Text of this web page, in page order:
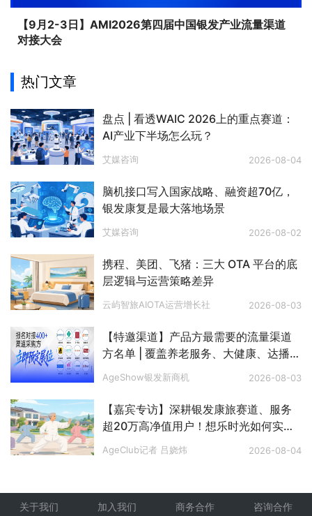
【9月2-3日】AMI2026第四届中国银发产业流量渠道
对接大会
热门文章
盘点 | 看透WAIC 2026上的重点赛道：
AI产业下半场怎么玩？
艾媒咨询 2026-08-04
脑机接口写入国家战略、融资超70亿，
银发康复是最大落地场景
艾媒咨询 2026-08-02
携程、美团、飞猪：三大 OTA 平台的底
层逻辑与运营策略差异
云屿智旅AIOTA运营增长社 2026-08-03
【特邀渠道】产品方最需要的流量渠道
方名单 | 覆盖养老服务、大健康、达播、
私域、电视购物、文娱旅游、银发零
售、银发出海等八大赛道
AgeShow银发新商机 2026-08-03
【嘉宾专访】深耕银发康旅赛道、服务
超20万高净值用户！想乐时光如何实现
长效稳定客流？
AgeClub记者 吕娆炜 2026-08-04
关于我们 加入我们 商务合作 咨询合作